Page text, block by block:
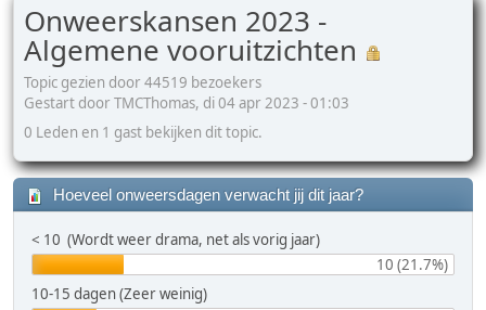
Onweerskansen 2023 -
Algemene vooruitzichten
Topic gezien door 44519 bezoekers
Gestart door TMCThomas, di 04 apr 2023 - 01:03
0 Leden en 1 gast bekijken dit topic.
Hoeveel onweersdagen verwacht jij dit jaar?
< 10 (Wordt weer drama, net als vorig jaar)
10 (21.7%)
10-15 dagen (Zeer weinig)